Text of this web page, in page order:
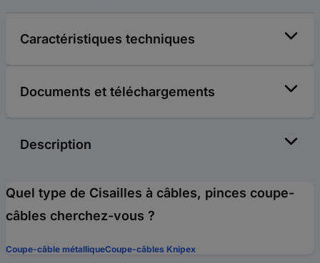
Caractéristiques techniques
Documents et téléchargements
Description
Quel type de Cisailles à câbles, pinces coupe-
câbles cherchez-vous ?
Coupe-câble métalliqueCoupe-câbles Knipex